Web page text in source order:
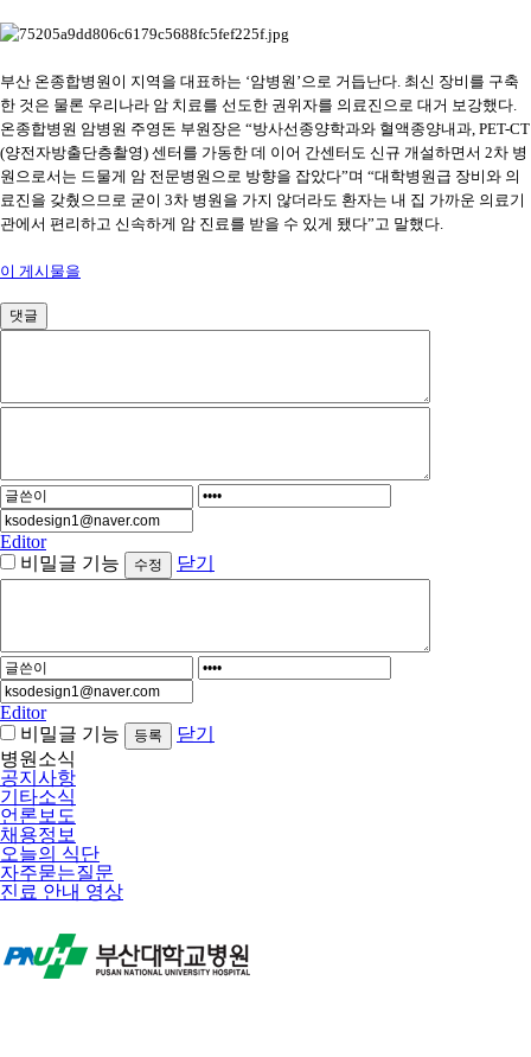
부산 온종합병원이 지역을 대표하는 ‘암병원’으로 거듭난다. 최신 장비를 구축
한 것은 물론 우리나라 암 치료를 선도한 권위자를 의료진으로 대거 보강했다.
온종합병원 암병원 주영돈 부원장은 “방사선종양학과와 혈액종양내과, PET-CT
(양전자방출단층촬영) 센터를 가동한 데 이어 간센터도 신규 개설하면서 2차 병
원으로서는 드물게 암 전문병원으로 방향을 잡았다”며 “대학병원급 장비와 의
료진을 갖췄으므로 굳이 3차 병원을 가지 않더라도 환자는 내 집 가까운 의료기
관에서 편리하고 신속하게 암 진료를 받을 수 있게 됐다”고 말했다.
이 게시물을
댓글
Editor
비밀글 기능
닫기
Editor
비밀글 기능
닫기
병원소식
공지사항
기타소식
언론보도
채용정보
오늘의 식단
자주묻는질문
진료 안내 영상